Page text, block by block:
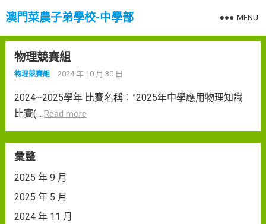
澳門菜農子弟學校-中學部 MENU
物理競賽組
物理競賽組 2024 年 10 月 30 日
2024~2025學年 比賽名稱︰”2025年中學應用物理知識
比賽(... Read more
彙整
2025 年 9 月
2025 年 5 月
2024 年 11 月